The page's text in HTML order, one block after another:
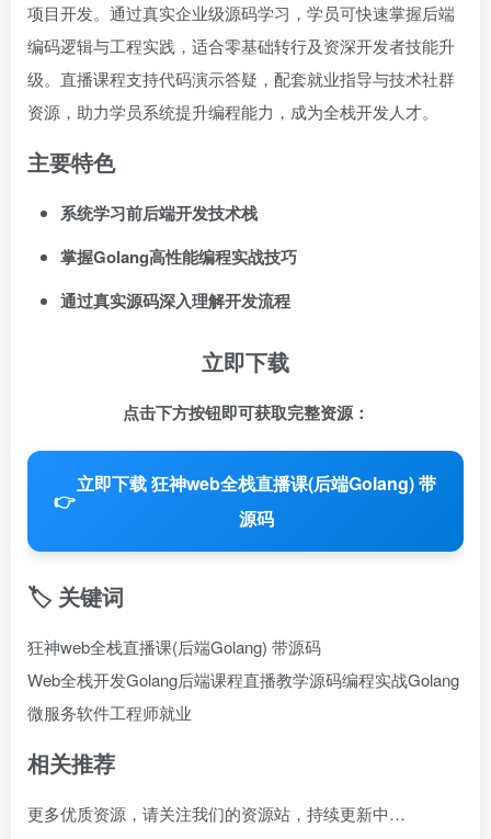
项目开发。通过真实企业级源码学习，学员可快速掌握后端
编码逻辑与工程实践，适合零基础转行及资深开发者技能升
级。直播课程支持代码演示答疑，配套就业指导与技术社群
资源，助力学员系统提升编程能力，成为全栈开发人才。
主要特色
系统学习前后端开发技术栈
掌握Golang高性能编程实战技巧
通过真实源码深入理解开发流程
立即下载
点击下方按钮即可获取完整资源：
👉
立即下载 狂神web全栈直播课(后端Golang) 带
源码
🏷️ 关键词
狂神web全栈直播课(后端Golang) 带源码
Web全栈开发Golang后端课程直播教学源码编程实战Golang
微服务软件工程师就业
相关推荐
更多优质资源，请关注我们的资源站，持续更新中…